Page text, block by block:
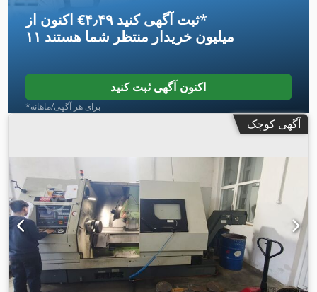
اکنون از ‎€۴٫۴۹ ثبت آگهی کنید*
۱۱ میلیون خریدار منتظر شما هستند
اکنون آگهی ثبت کنید
*برای هر آگهی/ماهانه
آگهی کوچک